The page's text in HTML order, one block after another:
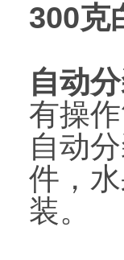
300克
自动
有操
自动
件，
装。